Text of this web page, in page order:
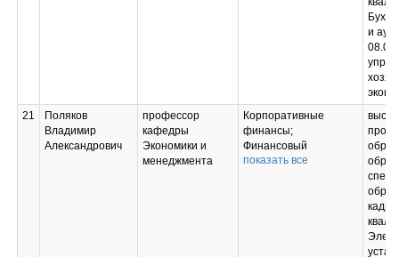
и
21
Поляков
Владимир
Александрович
профессор
кафедры
Экономики и
менеджмента
Корпоративные
финансы;
Финансовый
менеджмент;
показать все